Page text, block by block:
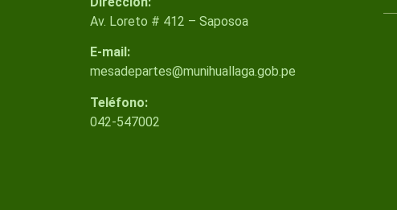
Av. Loreto # 412 – Saposoa
E-mail:
mesadepartes@munihuallaga.gob.pe
Teléfono:
042-547002